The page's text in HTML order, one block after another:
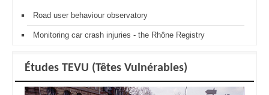
Road user behaviour observatory
Monitoring car crash injuries - the Rhône Registry
Études TEVU (Têtes Vulnérables)